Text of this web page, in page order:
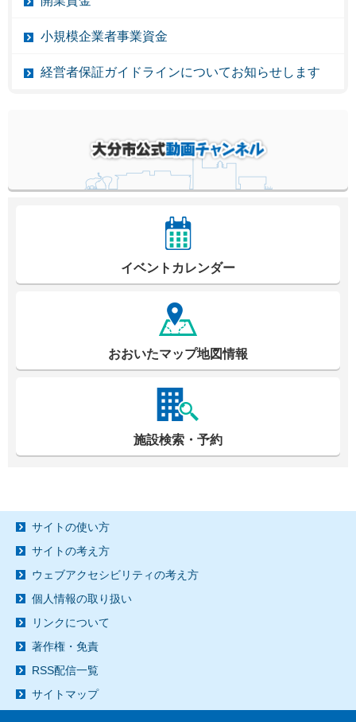
小規模企業者事業資金
経営者保証ガイドラインについてお知らせします
イベントカレンダー
おおいたマップ地図情報
施設検索・予約
サイトの使い方
サイトの考え方
ウェブアクセシビリティの考え方
個人情報の取り扱い
リンクについて
著作権・免責
RSS配信一覧
サイトマップ